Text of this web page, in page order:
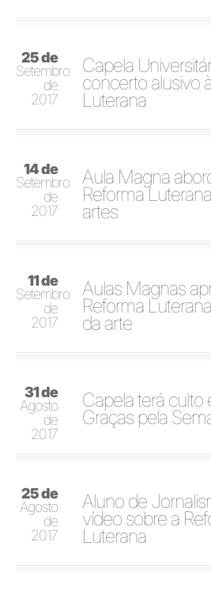
25 de
Setembro
de
2017
Capela
concerto alusivo
Luterana
14 de
Setembro
de
2017
Aula Magna
Reforma
artes
11 de
Setembro
de
2017
Aulas Magnas
Reforma
da arte
31 de
Agosto
de
2017
Capela terá
Graças pela
25 de
Agosto
de
2017
Aluno de
vídeo sobre a
Luterana